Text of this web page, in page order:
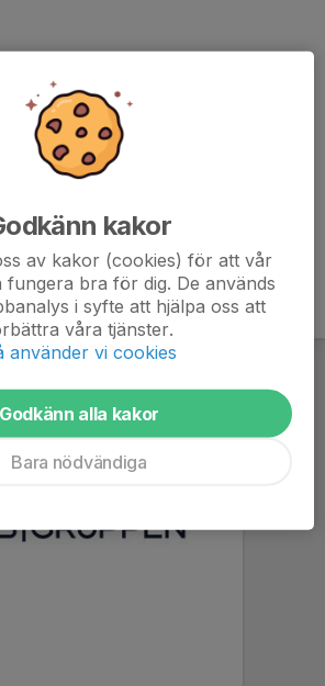
kakor
av kakor (cookies) för att vår
fungera bra för dig. De används
i syfte att hjälpa oss att
våra tjänster.
använder vi cookies
Godkänn alla kakor
Bara nödvändiga